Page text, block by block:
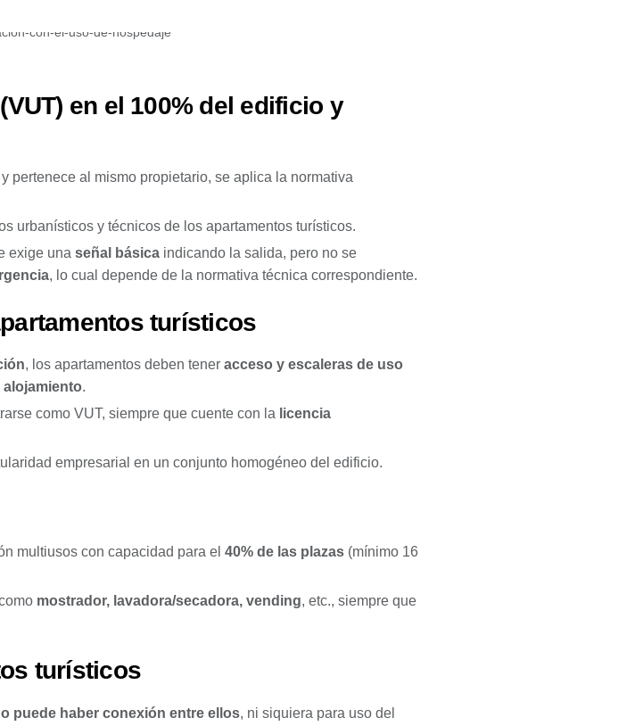
en el 100% del edificio y
pertenece al mismo propietario, se aplica la normativa
urbanísticos y técnicos de los apartamentos turísticos.
exige una señal básica indicando la salida, pero no se
, lo cual depende de la normativa técnica correspondiente.
turísticos
, los apartamentos deben tener acceso y escaleras de uso
.
como VUT, siempre que cuente con la licencia
empresarial en un conjunto homogéneo del edificio.
multiusos con capacidad para el 40% de las plazas (mínimo 16
mostrador, lavadora/secadora, vending, etc., siempre que
turísticos
puede haber conexión entre ellos, ni siquiera para uso del